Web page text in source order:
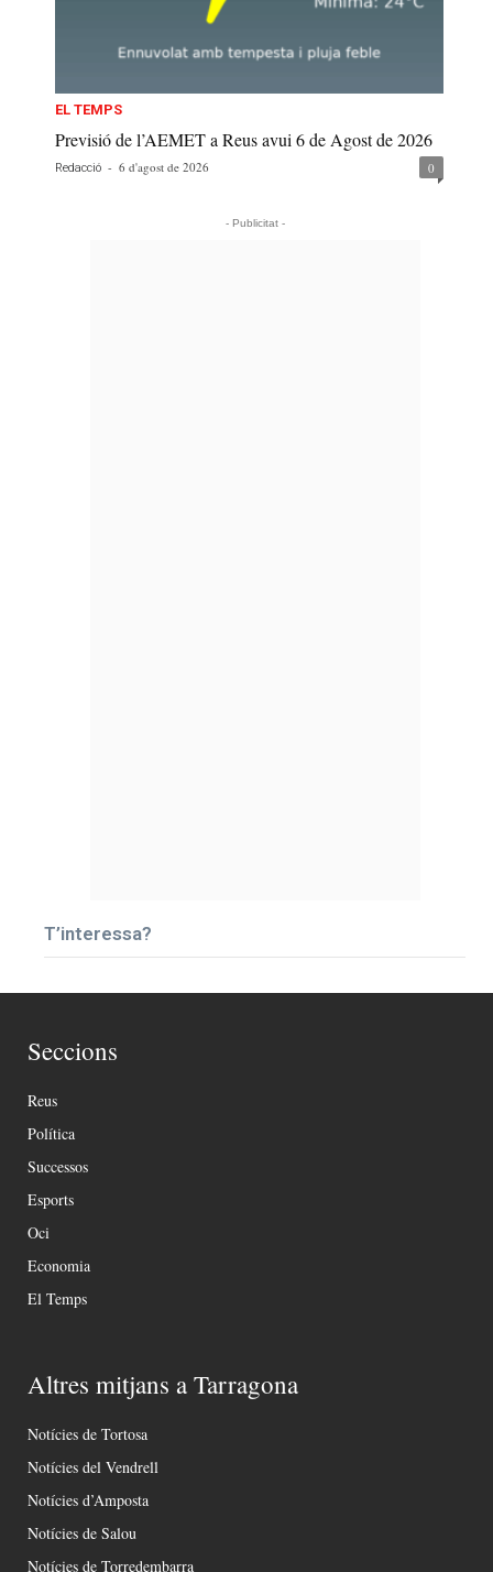
EL TEMPS
Previsió de l’AEMET a Reus avui 6 de Agost de 2026
Redacció - 6 d'agost de 2026 0
- Publicitat -
T’interessa?
Seccions
Reus
Política
Successos
Esports
Oci
Economia
El Temps
Altres mitjans a Tarragona
Notícies de Tortosa
Notícies del Vendrell
Notícies d’Amposta
Notícies de Salou
Notícies de Torredembarra